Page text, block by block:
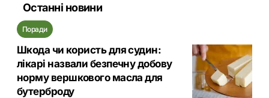
Останні новини
Поради
Шкода чи користь для судин:
лікарі назвали безпечну добову
норму вершкового масла для
бутерброду